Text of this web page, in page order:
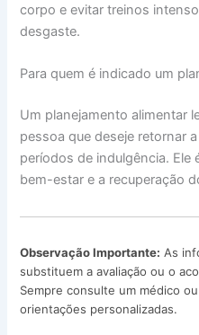
corpo e evitar treinos
desgaste.
Para quem é indicado um
Um planejamento alimentar
pessoa que deseje retornar
períodos de indulgência. Ele
bem-estar e a recuperação
Observação Importante: As
substituem a avaliação ou o
Sempre consulte um médico
orientações personalizadas.